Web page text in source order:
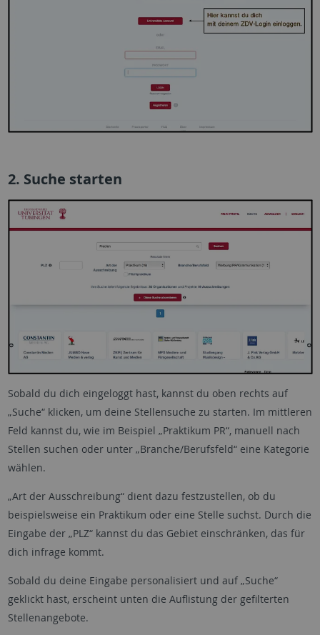
2. Suche starten
Sobald du dich eingeloggt hast, kannst du oben rechts auf
„Suche“ klicken, um deine Stellensuche zu starten. Im mittleren
Feld kannst du, wie im Beispiel „Praktikum PR“, manuell nach
Stellen suchen oder unter „Branche/Berufsfeld“ eine Kategorie
wählen.
„Art der Ausschreibung“ dient dazu festzustellen, ob du
beispielsweise ein Praktikum oder eine Stelle suchst. Durch die
Eingabe der „PLZ“ kannst du das Gebiet einschränken, das für
dich infrage kommt.
Sobald du deine Eingabe personalisiert und auf „Suche“
geklickt hast, erscheint unten die Auflistung der gefilterten
Stellenangebote.